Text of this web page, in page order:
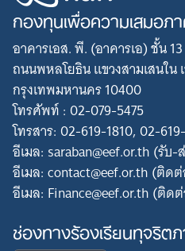
กองทุนเพื่อความเสมอภ
อาคารเอส. พี. (อาคารเอ) ชั้น
ถนนพหลโยธิน แขวงสามเสนใน
กรุงเทพมหานคร 10400
โทรศัพท์ : 02-079-5475
โทรสาร: 02-619-1810, 02-
อีเมล: saraban@eef.or.th (รับ-
อีเมล: contact@eef.or.th (ติด
อีเมล: Finance@eef.or.th (ติ
ช่องทางร้องเรียนทุจริต